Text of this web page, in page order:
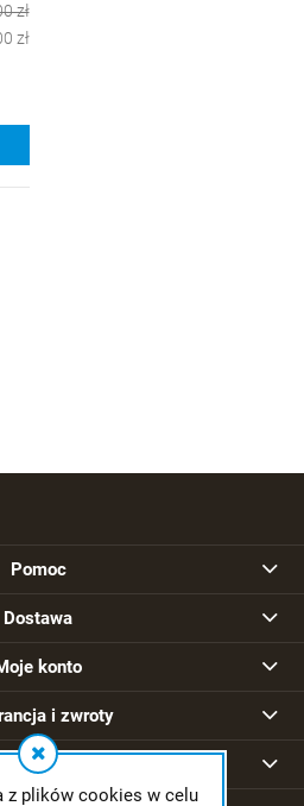
z plików cookies w celu
zł
zł
Pomoc
Dostawa
konto
i zwroty
O firmie